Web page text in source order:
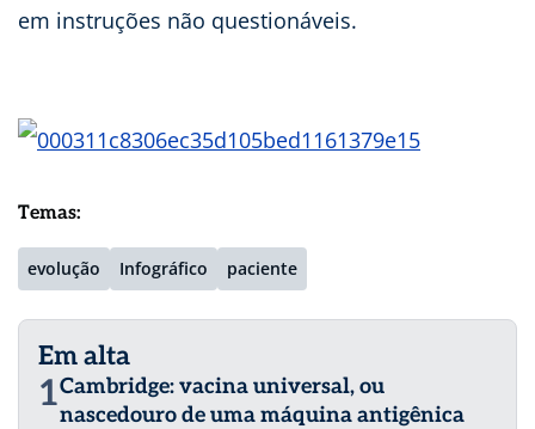
em instruções não questionáveis.
Temas:
evolução Infográfico paciente
Em alta
1Cambridge: vacina universal, ou
nascedouro de uma máquina antigênica